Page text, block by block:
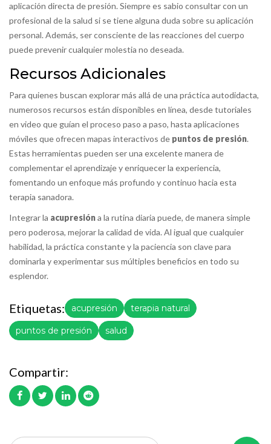
aplicación directa de presión. Siempre es sabio consultar con un
profesional de la salud si se tiene alguna duda sobre su aplicación
personal. Además, ser consciente de las reacciones del cuerpo
puede prevenir cualquier molestia no deseada.
Recursos Adicionales
Para quienes buscan explorar más allá de una práctica autodidacta,
numerosos recursos están disponibles en línea, desde tutoriales
en video que guían el proceso paso a paso, hasta aplicaciones
móviles que ofrecen mapas interactivos de puntos de presión.
Estas herramientas pueden ser una excelente manera de
complementar el aprendizaje y enriquecer la experiencia,
fomentando un enfoque más profundo y continuo hacia esta
terapia sanadora.
Integrar la acupresióna la rutina diaria puede, de manera simple
pero poderosa, mejorar la calidad de vida. Al igual que cualquier
habilidad, la práctica constante y la paciencia son clave para
dominarla y experimentar sus múltiples beneficios en todo su
esplendor.
Etiquetas: acupresión terapia natural
puntos de presión salud
Compartir: